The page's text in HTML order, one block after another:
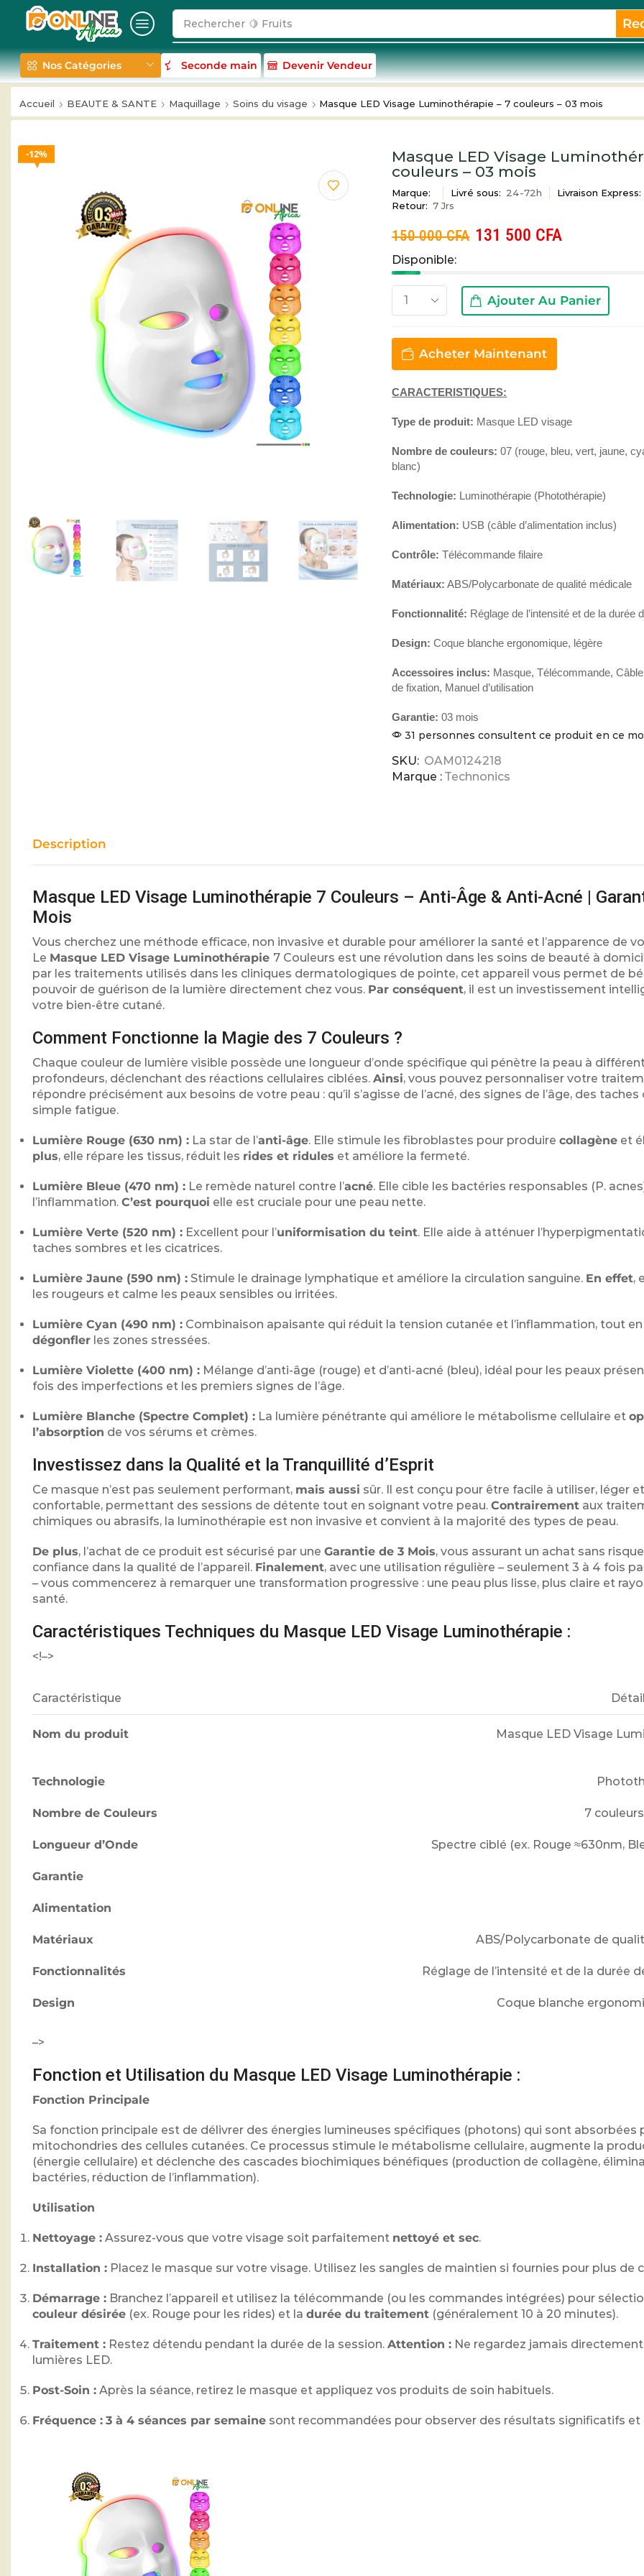
Rechercher 🥛 Milk
Nos Catégories Seconde main Devenir Vendeur
Accueil BEAUTE & SANTE Maquillage Soins du visage Masque LED Visage Luminothérapie – 7 couleurs – 03 mois
12%
Masque LED Visage
couleurs – 03 mois
Marque: Livré sous: 24-72h Livraison Express:
Retour: 7 Jrs
150 000CFA 131 500 CFA
Disponible:
Ajouter Au Panier
Acheter Maintenant
CARACTERISTIQUES:
Type de produit: Masque LED visage
Nombre de couleurs: 07 (rouge, bleu, vert, jaune,
blanc)
Technologie: Luminothérapie (Photothérapie)
Alimentation: USB (câble d’alimentation inclus)
Contrôle: Télécommande filaire
Matériaux: ABS/Polycarbonate de qualité médicale
Fonctionnalité: Réglage de l’intensité et de la durée
Design: Coque blanche ergonomique, légère
Accessoires inclus: Masque, Télécommande,
de fixation, Manuel d’utilisation
Garantie: 03 mois
31 personnes consultent ce produit en ce
SKU: OAM0124218
Marque : Technonics
Description
Masque LED Visage Luminothérapie 7 Couleurs – Anti-Âge & Anti-Acné |
Mois
Vous cherchez une méthode efficace, non invasive et durable pour améliorer la santé et l’apparence de
Le Masque LED Visage Luminothérapie 7 Couleurs est une révolution dans les soins de beauté à
par les traitements utilisés dans les cliniques dermatologiques de pointe, cet appareil vous permet de
pouvoir de guérison de la lumière directement chez vous. Par conséquent, il est un investissement
votre bien-être cutané.
Comment Fonctionne la Magie des 7 Couleurs ?
Chaque couleur de lumière visible possède une longueur d’onde spécifique qui pénètre la peau à
profondeurs, déclenchant des réactions cellulaires ciblées. Ainsi, vous pouvez personnaliser votre
répondre précisément aux besoins de votre peau : qu’il s’agisse de l’acné, des signes de l’âge, des taches
simple fatigue.
Lumière Rouge (630 nm) : La star de l’anti-âge. Elle stimule les fibroblastes pour produire collagène et
plus, elle répare les tissus, réduit les rides et ridules et améliore la fermeté.
Lumière Bleue (470 nm) : Le remède naturel contre l’acné. Elle cible les bactéries responsables (P.
l’inflammation. C’est pourquoi elle est cruciale pour une peau nette.
Lumière Verte (520 nm) : Excellent pour l’uniformisation du teint. Elle aide à atténuer
taches sombres et les cicatrices.
Lumière Jaune (590 nm) : Stimule le drainage lymphatique et améliore la circulation sanguine. En effet,
les rougeurs et calme les peaux sensibles ou irritées.
Lumière Cyan (490 nm) : Combinaison apaisante qui réduit la tension cutanée et l’inflammation, tout
dégonfler les zones stressées.
Lumière Violette (400 nm) : Mélange d’anti-âge (rouge) et d’anti-acné (bleu), idéal pour les peaux
fois des imperfections et les premiers signes de l’âge.
Lumière Blanche (Spectre Complet) : La lumière pénétrante qui améliore le métabolisme cellulaire et
l’absorption de vos sérums et crèmes.
Investissez dans la Qualité et la Tranquillité d’Esprit
Ce masque n’est pas seulement performant, mais aussi sûr. Il est conçu pour être facile à utiliser, léger et
confortable, permettant des sessions de détente tout en soignant votre peau. Contrairement aux
chimiques ou abrasifs, la luminothérapie est non invasive et convient à la majorité des types de peau.
De plus, l’achat de ce produit est sécurisé par une Garantie de 3 Mois, vous assurant un achat sans
confiance dans la qualité de l’appareil. Finalement, avec une utilisation régulière – seulement 3 à 4 fois
– vous commencerez à remarquer une transformation progressive : une peau plus lisse, plus claire et
santé.
Caractéristiques Techniques du Masque LED Visage Luminothérapie :
<!–>
Caractéristique
Nom du produit Masque LED Visage
Technologie
Nombre de Couleurs 7
Longueur d’Onde Spectre ciblé (ex. Rouge ≈630nm,
Garantie
Alimentation
Matériaux ABS/Polycarbonate de
Fonctionnalités Réglage de l’intensité et de la durée
Design Coque blanche
–>
Fonction et Utilisation du Masque LED Visage Luminothérapie :
Fonction Principale
Sa fonction principale est de délivrer des énergies lumineuses spécifiques (photons) qui sont absorbées
mitochondries des cellules cutanées. Ce processus stimule le métabolisme cellulaire, augmente la
(énergie cellulaire) et déclenche des cascades biochimiques bénéfiques (production de collagène,
bactéries, réduction de l’inflammation).
Utilisation
Nettoyage : Assurez-vous que votre visage soit parfaitement nettoyé et sec.
Installation : Placez le masque sur votre visage. Utilisez les sangles de maintien si fournies pour plus de
Démarrage : Branchez l’appareil et utilisez la télécommande (ou les commandes intégrées) pour
couleur désirée (ex. Rouge pour les rides) et la durée du traitement (généralement 10 à 20 minutes).
Traitement : Restez détendu pendant la durée de la session. Attention : Ne regardez jamais
lumières LED.
Post-Soin : Après la séance, retirez le masque et appliquez vos produits de soin habituels.
Fréquence : 3 à 4 séances par semaine sont recommandées pour observer des résultats significatifs et